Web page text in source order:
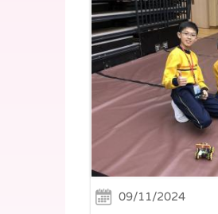
09/11/2024